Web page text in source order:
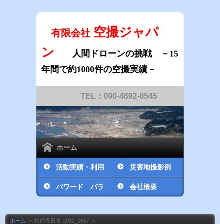
有限会社 空撮ジャパ
ン 人間ドローンの挑戦－15
年間で約1000件の空撮実績－
TEL：090-4892-0545
ホーム
活動実績・利用
例
災害地撮影例
パワード パラ 会社概要
ホーム ≫ 陸前高田市 2012_0507 ≫